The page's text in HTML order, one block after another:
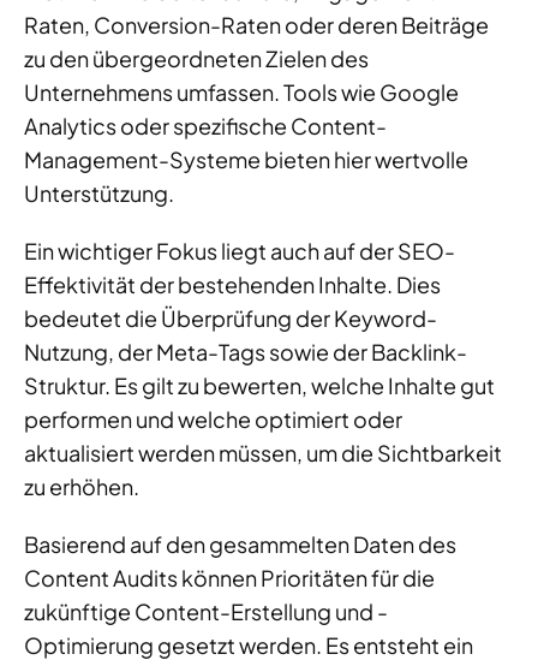
Raten, Conversion-Raten oder deren Beiträge
zu den übergeordneten Zielen des
Unternehmens umfassen. Tools wie Google
Analytics oder spezifische Content-
Management-Systeme bieten hier wertvolle
Unterstützung.
Ein wichtiger Fokus liegt auch auf der SEO-
Effektivität der bestehenden Inhalte. Dies
bedeutet die Überprüfung der Keyword-
Nutzung, der Meta-Tags sowie der Backlink-
Struktur. Es gilt zu bewerten, welche Inhalte gut
performen und welche optimiert oder
aktualisiert werden müssen, um die Sichtbarkeit
zu erhöhen.
Basierend auf den gesammelten Daten des
Content Audits können Prioritäten für die
zukünftige Content-Erstellung und -
Optimierung gesetzt werden. Es entsteht ein